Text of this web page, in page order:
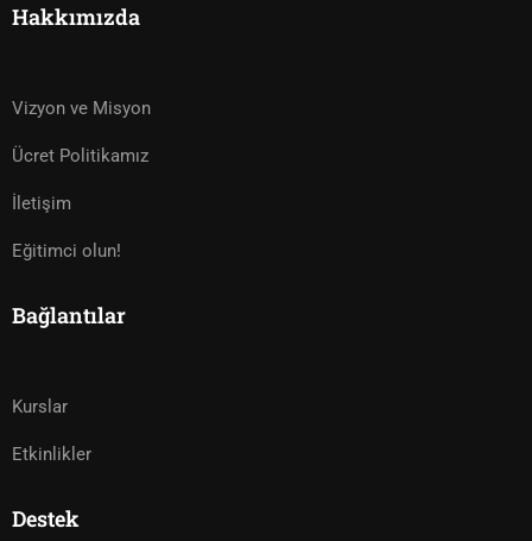
Hakkımızda
Vizyon ve Misyon
Ücret Politikamız
İletişim
Eğitimci olun!
Bağlantılar
Kurslar
Etkinlikler
Destek